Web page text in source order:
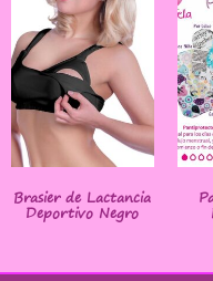
Brasier de Lactancia
Deportivo Negro